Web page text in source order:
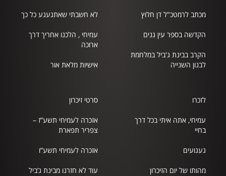
מכתב לרמטכ"ל דן חלוץ
הקדשה בספר עין גנים
הקרב בבינת ג'ביל במלחמת
לבנון השנייה
לא חשבתי שאתגעגע כל כך
עמיחי , הלכנו אחריך דרך
ארוכה
אישיות מלאת אור
לזכרו
עמיחי, אתה איתי בכל דרך
בחיי
געגועים
מהותו של יום הזיכרון
סרטי זיכרון
אזכרה לעמיחי תשע”ז –
צפריר תפארת
אזכרה לעמיחי תשע”ו
עוד לא חזרנו מבינת ג’ביל